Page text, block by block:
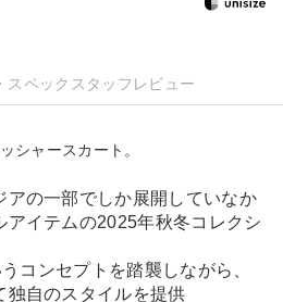
スペック スタッフレビュー
シャースカート。
アの一部でしか展開していなか
アイテムの2025年秋冬コレクシ
コンセプトを踏襲しながら、
独自のスタイルを提供